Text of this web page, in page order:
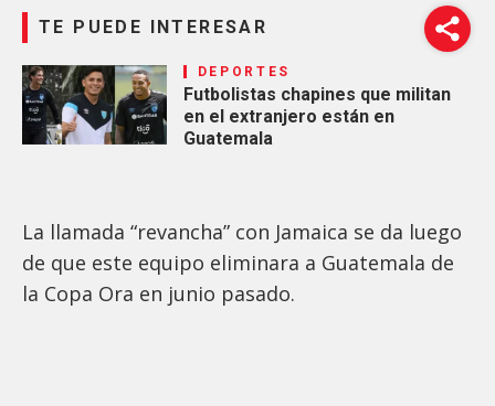
TE PUEDE INTERESAR
DEPORTES
Futbolistas chapines que militan
en el extranjero están en
Guatemala
La llamada “revancha” con Jamaica se da luego
de que este equipo eliminara a Guatemala de
la Copa Ora en junio pasado.